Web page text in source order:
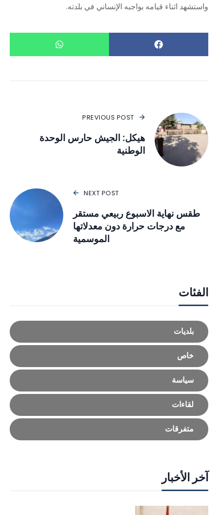
واستشهد اثناء قيامه بواجبه الإنساني في بلدته.
PREVIOUS POST
هيكل: الجيش حارس الوحدة
الوطنية
NEXT POST
طقس نهاية الاسبوع ربيعي مستقر
مع درجات حرارة دون معدلاتها
الموسمية
الفئات
بلديات
خاص
سياسة
لقاءات
متفرقات
آخر الأخبار